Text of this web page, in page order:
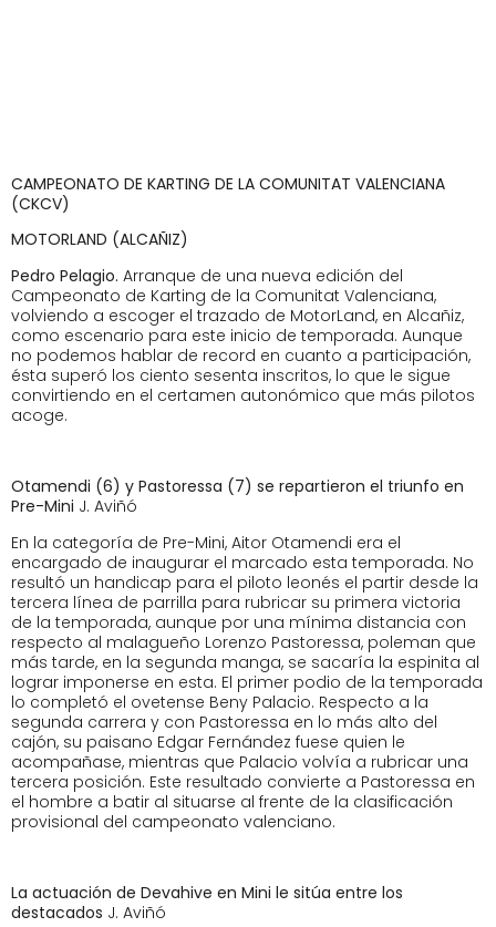
CAMPEONATO DE KARTING DE LA COMUNITAT VALENCIANA
(CKCV)
MOTORLAND (ALCAÑIZ)
Pedro Pelagio. Arranque de una nueva edición del
Campeonato de Karting de la Comunitat Valenciana,
volviendo a escoger el trazado de MotorLand, en Alcañiz,
como escenario para este inicio de temporada. Aunque
no podemos hablar de record en cuanto a participación,
ésta superó los ciento sesenta inscritos, lo que le sigue
convirtiendo en el certamen autonómico que más pilotos
acoge.
Otamendi (6) y Pastoressa (7) se repartieron el triunfo en
Pre-Mini J. Aviñó
En la categoría de Pre-Mini, Aitor Otamendi era el
encargado de inaugurar el marcado esta temporada. No
resultó un handicap para el piloto leonés el partir desde la
tercera línea de parrilla para rubricar su primera victoria
de la temporada, aunque por una mínima distancia con
respecto al malagueño Lorenzo Pastoressa, poleman que
más tarde, en la segunda manga, se sacaría la espinita al
lograr imponerse en esta. El primer podio de la temporada
lo completó el ovetense Beny Palacio. Respecto a la
segunda carrera y con Pastoressa en lo más alto del
cajón, su paisano Edgar Fernández fuese quien le
acompañase, mientras que Palacio volvía a rubricar una
tercera posición. Este resultado convierte a Pastoressa en
el hombre a batir al situarse al frente de la clasificación
provisional del campeonato valenciano.
La actuación de Devahive en Mini le sitúa entre los
destacados J. Aviñó